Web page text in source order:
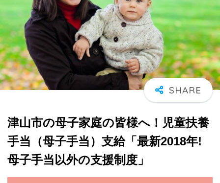
津山市の母子家庭の皆様へ！児童扶養
手当（母子手当）支給「最新2018年!
母子手当以外の支援制度」